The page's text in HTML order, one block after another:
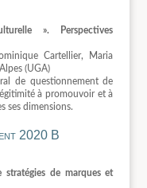
». Perspectives
Cartellier, Maria
(UGA)
de questionnement de
à promouvoir et à
ses dimensions.
2020 B
stratégies de marques et